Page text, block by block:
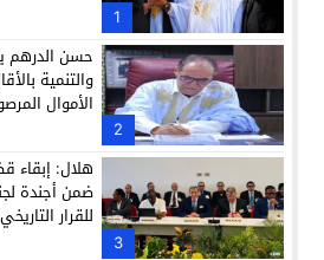
1
2
حسن الدرهم
والتنمية
الأموال
3
هلال: إبقاء
للقرار التاريخي 2797 لمجلس